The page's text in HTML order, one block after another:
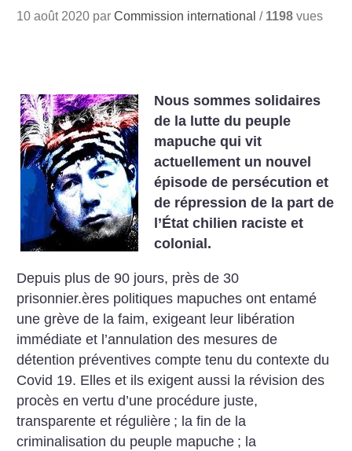
10 août 2020 parCommission international / 1198 vues
Nous sommes solidaires
de la lutte du peuple
mapuche qui vit
actuellement un nouvel
épisode de persécution et
de répression de la part de
l’État chilien raciste et
colonial.
Depuis plus de 90 jours, près de 30
prisonnier.ères politiques mapuches ont entamé
une grève de la faim, exigeant leur libération
immédiate et l’annulation des mesures de
détention préventives compte tenu du contexte du
Covid 19. Elles et ils exigent aussi la révision des
procès en vertu d’une procédure juste,
transparente et régulière ; la fin de la
criminalisation du peuple mapuche ; la